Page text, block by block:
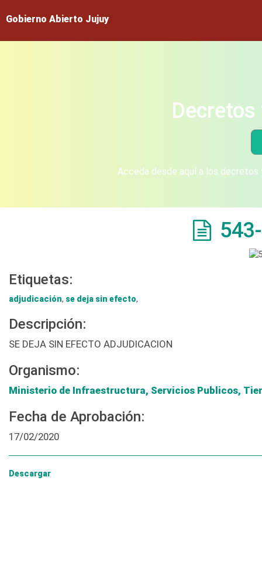
Gobierno Abierto Jujuy
Acceda desde aquí a los
Etiquetas:
adjudicación, se deja sin efecto,
Descripción:
SE DEJA SIN EFECTO ADJUDICACION
Organismo:
Ministerio de Infraestructura, Servicios Publicos,
Fecha de Aprobación:
17/02/2020
Descargar